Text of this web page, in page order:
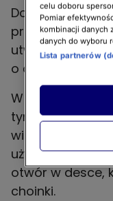
Do jego
przyciętych
utworzą
o długości ok.
W każdej
tym miejscu
wiertła
użyjesz do
otwór w desce,
choinki.
celu doboru
Pomiar
kombinacji danych
danych do wyboru
Lista partnerów